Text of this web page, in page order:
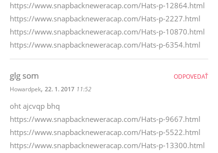
https://www.snapbackneweracap.com/Hats-p-12864.html
https://www.snapbackneweracap.com/Hats-p-2227.html
https://www.snapbackneweracap.com/Hats-p-10870.html
https://www.snapbackneweracap.com/Hats-p-6354.html
glg som
Howardpek, 22. 1. 2017 11:52
oht ajcvqp bhq
https://www.snapbackneweracap.com/Hats-p-9667.html
https://www.snapbackneweracap.com/Hats-p-5522.html
https://www.snapbackneweracap.com/Hats-p-13300.html
ODPOVEDAŤ